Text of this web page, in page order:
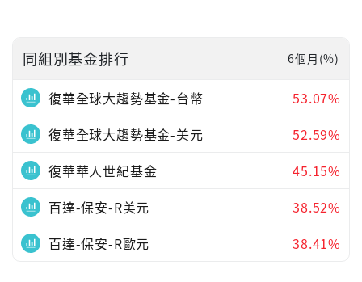
同組別基金排行 6個月(%)
復華全球大趨勢基金-台幣
53.07%
復華全球大趨勢基金-美元
52.59%
復華華人世紀基金
45.15%
百達-保安-R美元
38.52%
百達-保安-R歐元
38.41%